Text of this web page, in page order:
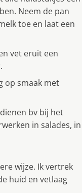
Neem de pan
toe en laat een
vet eruit een
op smaak met
bv bij het
in salades, in
wijze. Ik vertrek
huid en vetlaag